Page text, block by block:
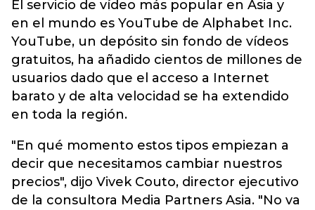
El servicio de vídeo más popular en Asia y
en el mundo es YouTube de Alphabet Inc.
YouTube, un depósito sin fondo de vídeos
gratuitos, ha añadido cientos de millones de
usuarios dado que el acceso a Internet
barato y de alta velocidad se ha extendido
en toda la región.
"En qué momento estos tipos empiezan a
decir que necesitamos cambiar nuestros
precios", dijo Vivek Couto, director ejecutivo
de la consultora Media Partners Asia. "No va